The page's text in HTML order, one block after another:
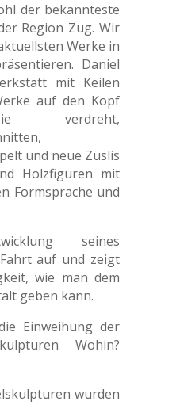
der bekannteste
Region Zug. Wir
Werke in
Daniel
mit Keilen
auf den Kopf
verdreht,
und neue Züslis
Holzfiguren mit
Formsprache und
seines
auf und zeigt
wie man dem
geben kann.
Einweihung der
Wohin?
wurden